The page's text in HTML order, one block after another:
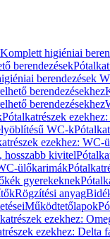
Komplett higiéniai
berendezések
berendezések
berendezésekhez
berendezésekhez
Pótalkatrészek
WC-k
ezekhez: WC-
kivitel
ülőkarimák
gyerekeknek
Rögzítési anyag
Működtetőlapok
ezekhez:
ezekhez: Delta